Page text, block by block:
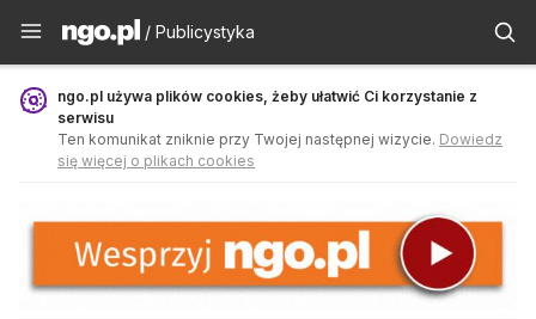
Publicystyka - ngo.pl
/ Publicystyka
ngo.pl używa plików cookies, żeby ułatwić Ci korzystanie z
serwisu
Ten komunikat zniknie przy Twojej następnej wizycie. Dowiedz
się więcej o plikach cookies